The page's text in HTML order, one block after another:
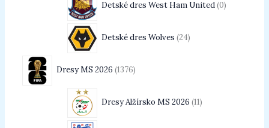
Detské dres West Ham United 0
Detské dres Wolves 24
Dresy MS 2026 1376
Dresy Alžírsko MS 2026 11